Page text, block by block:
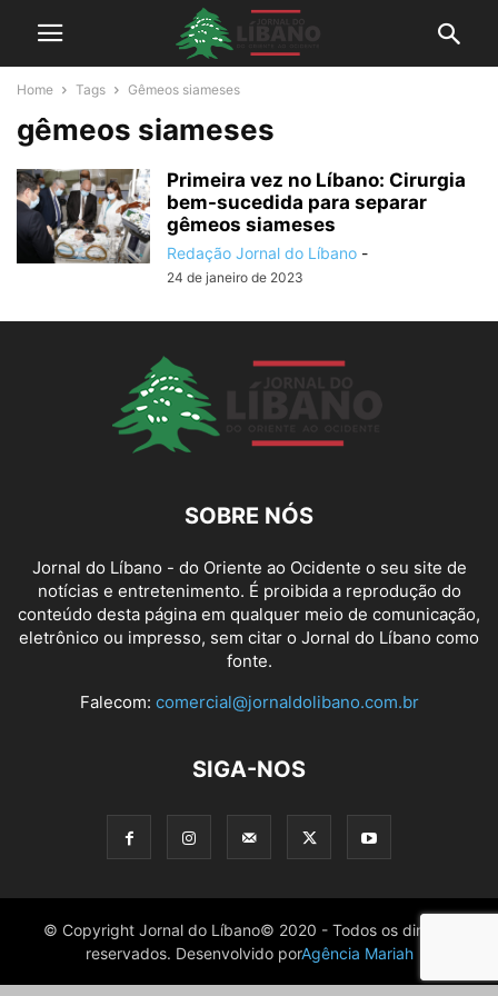
Home Tags Gêmeos siameses
gêmeos siameses
Primeira vez no Líbano: Cirurgia
bem-sucedida para separar
gêmeos siameses
Redação Jornal do Líbano -
24 de janeiro de 2023
SOBRE NÓS
Jornal do Líbano - do Oriente ao Ocidente o seu site de
notícias e entretenimento. É proibida a reprodução do
conteúdo desta página em qualquer meio de comunicação,
eletrônico ou impresso, sem citar o Jornal do Líbano como
fonte.
Falecom: comercial@jornaldolibano.com.br
SIGA-NOS
© Copyright Jornal do Líbano© 2020 - Todos os direitos
reservados. Desenvolvido porAgência Mariah